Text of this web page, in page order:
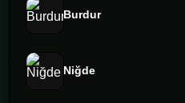
Burdur
Niğde